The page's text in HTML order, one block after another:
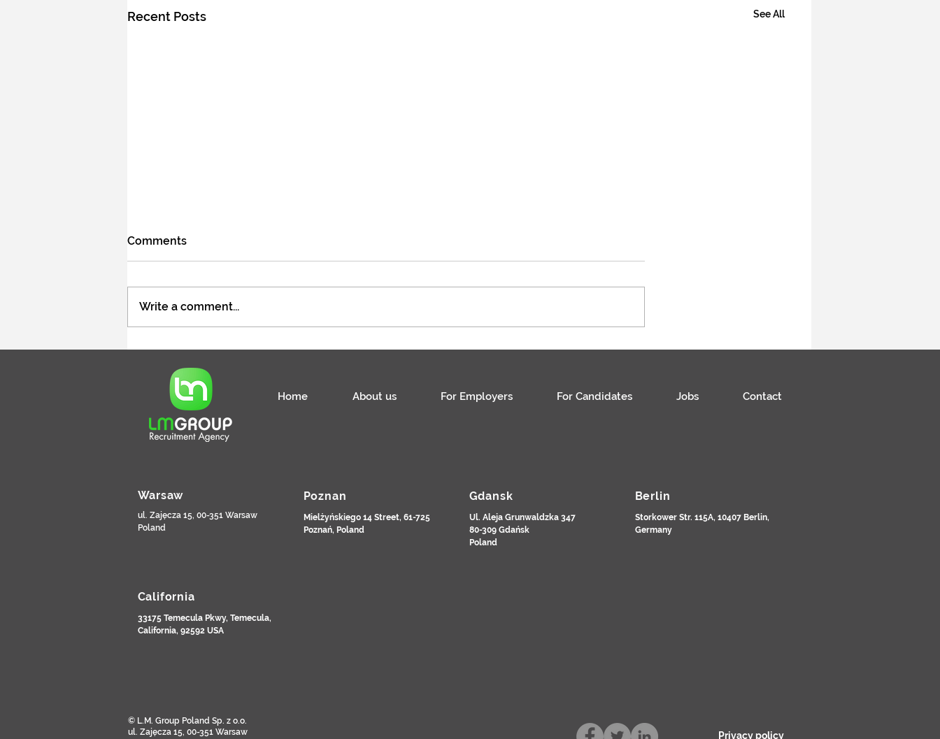
Recent Posts See All
Specjalista / Specjalistka ds.
rekrutacji pracowników
tymczasowych
Specjalista / Specjalistka ds.
Comments
Write a comment...
Home About us For Employers For Candidates Jobs Contact
Warsaw
ul. Zajęcza 15, 00-351 Warsaw
Poland
California
33175 Temecula Pkwy, Temecula,
California, 92592 USA
Poznan
Mielżyńskiego 14 Street, 61-725
Poznań, Poland
Gdansk
Ul. Aleja Grunwaldzka 347
80-309 Gdańsk
Poland
Berlin
Storkower Str. 115A, 10407 Berlin,
Germany
© L.M. Group Poland Sp. z o.o.
ul. Zajęcza 15, 00-351 Warsaw
Privacy policy